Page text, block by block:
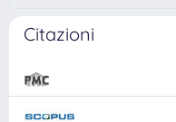
Citazioni